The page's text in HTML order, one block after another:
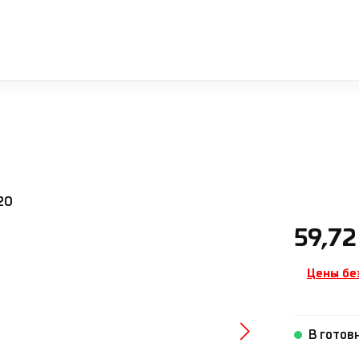
Обычная
Цены
В